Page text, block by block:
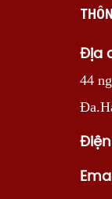
Địa
44